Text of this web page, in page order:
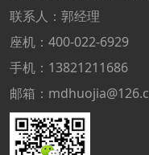
联系人：郭经理
座机：400-022-6929
手机：13821211686
邮箱：